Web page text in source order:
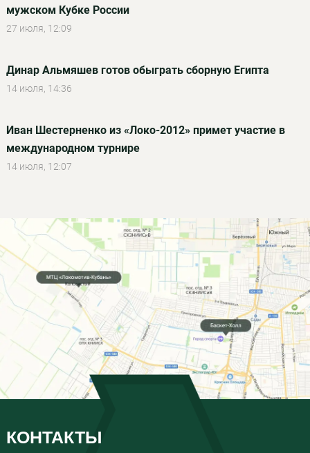
мужском Кубке России
27 июля, 12:09
Динар Альмяшев готов обыграть сборную Египта
14 июля, 14:36
Иван Шестерненко из «Локо-2012» примет участие в
международном турнире
14 июля, 12:07
КОНТАКТЫ